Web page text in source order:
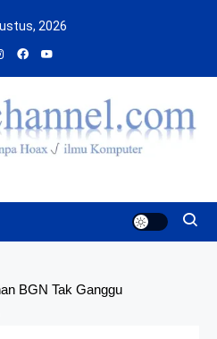
2026
BGN Tak Ganggu